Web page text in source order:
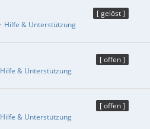
[ gelöst ]
Hilfe & Unterstützung
[ offen ]
Hilfe & Unterstützung
[ offen ]
Hilfe & Unterstützung